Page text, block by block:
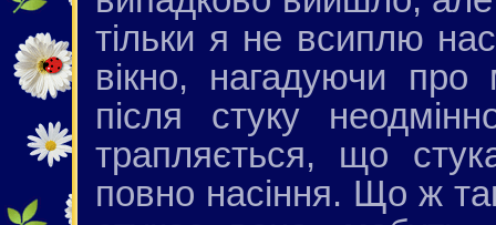
тільки я не всиплю
вікно, нагадуючи
після стуку
трапляється, що
повно насіння. Що ж